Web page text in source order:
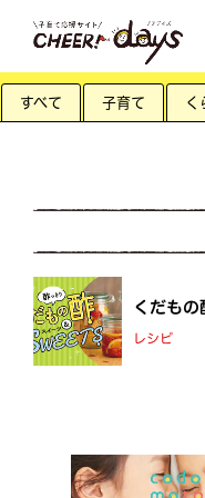
すべて 子育て く
くだも
レシピ